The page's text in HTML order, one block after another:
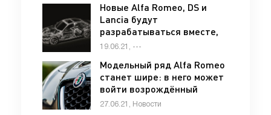
Новые Alfa Romeo, DS и
Lancia будут
разрабатываться вместе,
но отдельно от масс-
19.06.21, ---
Модельный ряд Alfa Romeo
станет шире: в него может
войти возрождённый
спорткар GTV - «Alfa
27.06.21, Новости